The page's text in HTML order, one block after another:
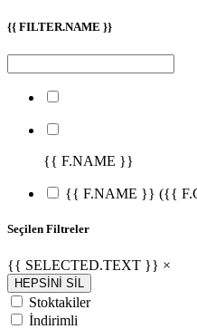
{{ FILTER.NAME }}
{{ F.NAME }}
{{ F.NAME }} ({{
Seçilen Filtreler
{{ SELECTED.TEXT }} ×
HEPSİNİ SİL
Stoktakiler
İndirimli